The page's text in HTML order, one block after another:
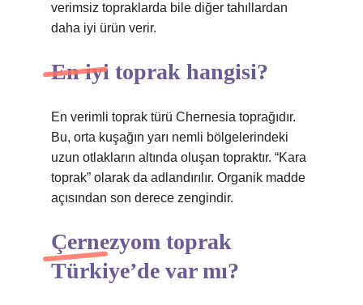
verimsiz topraklarda bile diğer tahıllardan
daha iyi ürün verir.
En iyi toprak hangisi?
En verimli toprak türü Chernesia toprağıdır.
Bu, orta kuşağın yarı nemli bölgelerindeki
uzun otlakların altında oluşan topraktır. “Kara
toprak” olarak da adlandırılır. Organik madde
açısından son derece zengindir.
Çernezyom toprak
Türkiye’de var mı?